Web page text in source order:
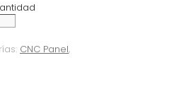
CNC Panel,